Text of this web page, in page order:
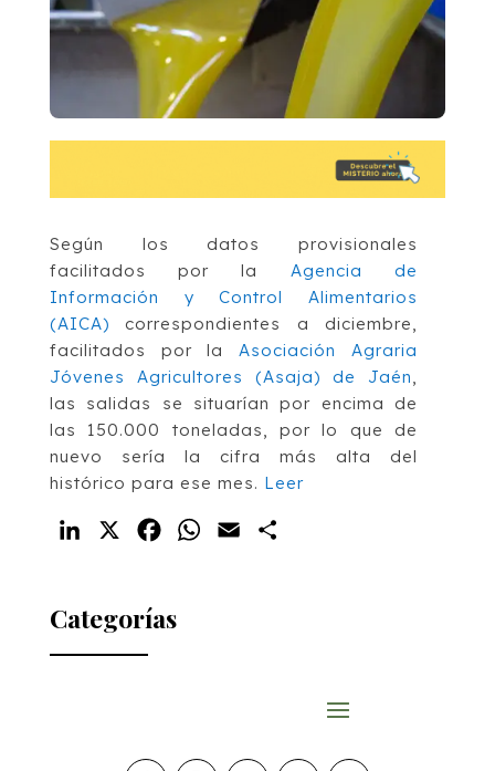
Según los datos provisionales
facilitados por la Agencia de
Información y Control Alimentarios
(AICA) correspondientes a diciembre,
facilitados por laAsociación Agraria
Jóvenes Agricultores (Asaja) de Jaén,
las salidas se situarían por encima de
las 150.000 toneladas, por lo que de
nuevo sería la cifra más alta del
histórico para ese mes. Leer
LinkedIn FacebookWhatsApp
Email
Categorías